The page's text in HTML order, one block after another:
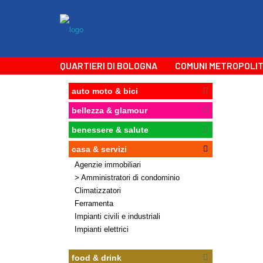
QUARTIERI DI BOLOGNA COMUNI
auto moto & bici
bellezza & glamour
benessere & salute
casa & servizi
Agenzie immobiliari
> Amministratori di condominio
Climatizzatori
Ferramenta
Impianti civili e industriali
Impianti elettrici
food & drink